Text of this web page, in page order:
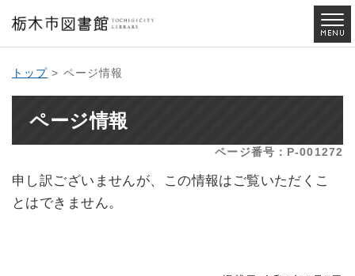
トップ > ページ情報
ページ情報
ページ番号：P-001272
申し訳ございませんが、この情報はご覧いただくこ
とはできません。